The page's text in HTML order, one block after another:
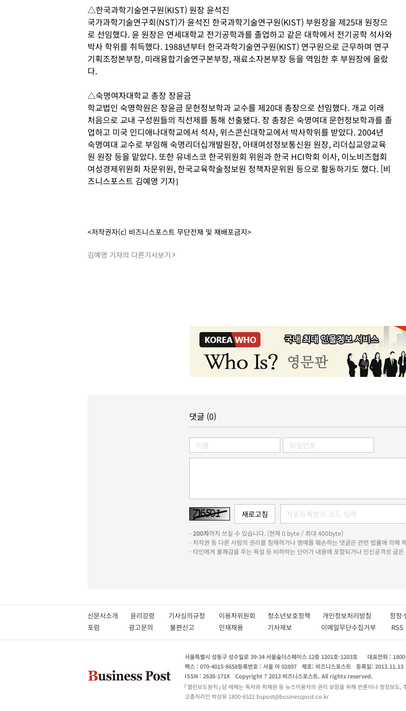
△한국과학기술연구원(KIST) 원장 윤석진
국가과학기술연구회(NST)가 윤석진 한국과학기술연구원(KIST) 부원장을 제25대 원장으
로 선임했다. 윤 원장은 연세대학교 전기공학과를 졸업하고 같은 대학에서 전기공학 석사와
박사 학위를 취득했다. 1988년부터 한국과학기술연구원(KIST) 연구원으로 근무하며 연구
기획조정본부장, 미래융합기술연구본부장, 재료소자본부장 등을 역임한 후 부원장에 올랐
다.
△숙명여자대학교 총장 장윤금
학교법인 숙명학원은 장윤금 문헌정보학과 교수를 제20대 총장으로 선임했다. 개교 이래
처음으로 교내 구성원들의 직선제를 통해 선출됐다. 장 총장은 숙명여대 문헌정보학과를 졸
업하고 미국 인디애나대학교에서 석사, 위스콘신대학교에서 박사학위를 받았다. 2004년
숙명여대 교수로 부임해 숙명리더십개발원장, 아태여성정보통신원 원장, 리더십교양교육
원 원장 등을 맡았다. 또한 유네스코 한국위원회 위원과 한국 HCI학회 이사, 이노비즈협회
여성경제위원회 자문위원, 한국교육학술정보원 정책자문위원 등으로 활동하기도 했다. [비
즈니스포스트 김예영 기자]
<저작권자(c) 비즈니스포스트 무단전재 및 재배포금지>
김예영 기자의 다른기사보기
댓글 (0)
-200자까지 쓰실 수 있습니다. (현재 0 byte / 최대 400byte)
- 저작권 등 다른 사람의 권리를 침해하거나 명예를 훼손하는 댓글은 관련 법률에 의해
- 타인에게 불쾌감을 주는 욕설 등 비하하는 단어가 내용에 포함되거나 인신공격성 글
신문사소개 윤리강령 기사심의규정 이용자위원회 청소년보호정책 개인정보처리방침 정정
포럼
광고문의 불편신고 인재채용 기사제보 이메일무단수집거부 RSS
서울특별시 성동구 성수일로 39-34 서울숲더스페이스 12층 1201호-1203호 대표전화 :
팩스 : 070-4015-8658등록번호 : 서울 아 02897 제호: 비즈니스포스트 등록일: 2013.11.13
ISSN : 2636-171X
Copyright ? 2013 비즈니스포스트. All rights reserved.
열린보도원칙
당 매체는 독자와 취재원 등 뉴스이용자의 권리 보장을 위해 반론이나 정정보도
고충처리인 박상유 1800-6522 bspost@businesspost.co.kr